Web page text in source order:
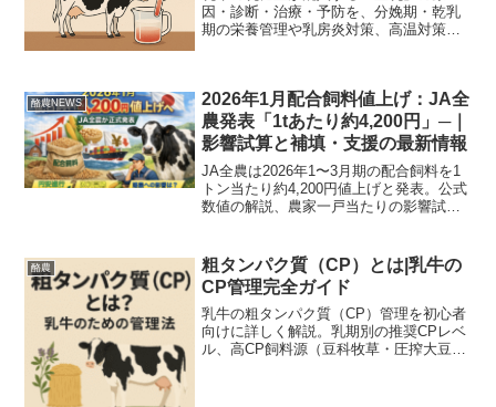
因・診断・治療・予防を、分娩期・乾乳
期の栄養管理や乳房炎対策、高温対策ま
酪農NEWS
2026年1月配合飼料値上げ：JA全
農発表「1tあたり約4,200円」─｜
影響試算と補填・支援の最新情報
JA全農は2026年1〜3月期の配合飼料を1
トン当たり約4,200円値上げと発表。公式
数値の解説、農家一戸当たりの影響試
酪農
粗タンパク質（CP）とは|乳牛の
CP管理完全ガイド
乳牛の粗タンパク質（CP）管理を初心者
向けに詳しく解説。乳期別の推奨CPレベ
ル、高CP飼料源（豆科牧草・圧搾大豆・